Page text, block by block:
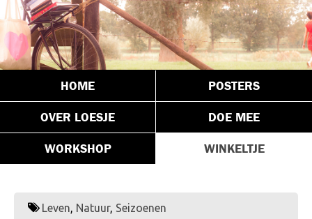
HOME POSTERS
OVER LOESJE DOE MEE
WORKSHOP WINKELTJE
Leven, Natuur, Seizoenen